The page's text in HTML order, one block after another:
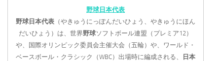
野球日本代表
野球日本代表 （やきゅうにっぽんだいひょう、やきゅうにほん
だいひょう）は、世界野球ソフトボール連盟（プレミア12）
や、国際オリンピック委員会主催大会（五輪）や、ワールド・
ベースボール・クラシック（WBC）出場時に編成される、
日本